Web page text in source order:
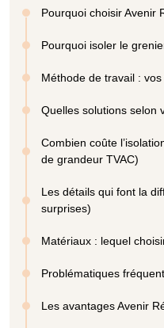
Pourquoi choisir Avenir
Pourquoi isoler le
Méthode de travail :
Quelles solutions selon
Combien coûte
de grandeur TVAC)
Les détails qui font la
surprises)
Matériaux : lequel
Problématiques
Les avantages Avenir